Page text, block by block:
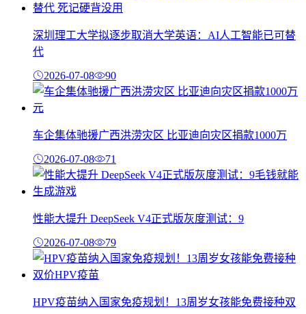
深圳理工大学拟逐步取消大学英语：AI人工智能已可替
代
2026-07-08 90
车企集体驰援广西洪涝灾区 比亚迪向灾区捐款1000万
2026-07-08 71
性能大提升 DeepSeek V4正式版灰度测试：9
2026-07-08 79
HPV疫苗纳入国家免疫规划！13周岁女孩能免费接种双